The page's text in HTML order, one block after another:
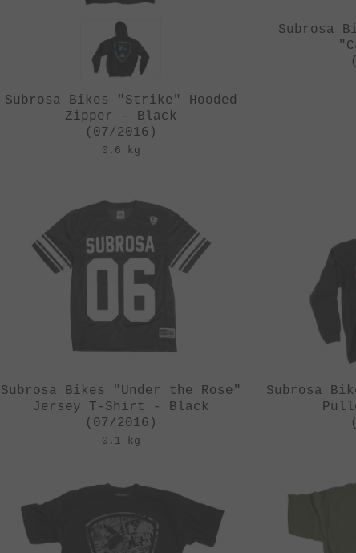
Subrosa Bikes "Strike" Hooded
Zipper - Black
(07/2016)
0.6 kg
Subrosa
Subrosa Bikes "Under the Rose"
Jersey T-Shirt - Black
(07/2016)
0.1 kg
Subrosa